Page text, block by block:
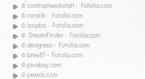
© contrastwerkstatt - Fotolia.com
© ronstik - Fotolia.com
© ipopba - Fotolia.com
© DreamFinder - Fotolia.com
© deagreez - Fotolia.com
© bree81 - Fotolia.com
© pixabay.com
© pexels.com